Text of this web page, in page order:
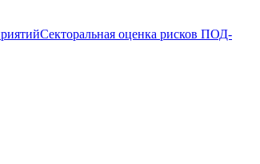
Секторальная оценка рисков ПОД-